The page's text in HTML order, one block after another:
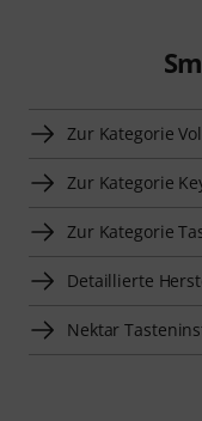
Zur Kategorie
Zur Kategorie
Zur Kategorie
Detaillierte
Nektar